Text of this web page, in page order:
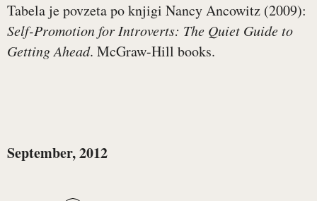
Tabela je povzeta po knjigi Nancy Ancowitz (2009):
Self-Promotion for Introverts: The Quiet Guide to
Getting Ahead. McGraw-Hill books.
September, 2012